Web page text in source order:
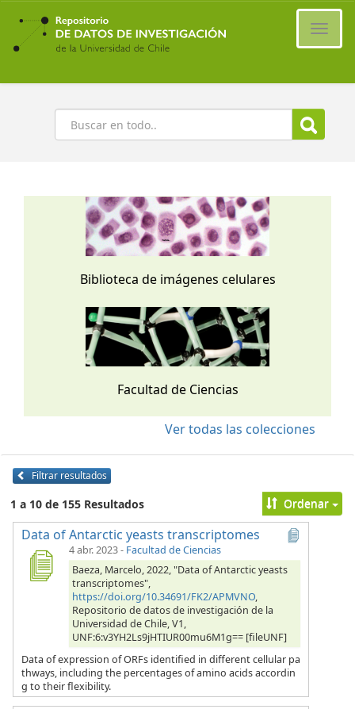
Ir
contenido
principal
Buscar
Biblioteca de imágenes celulares
Facultad de Ciencias
Ver todas las colecciones
Filtrar resultados
1 a 10 de 155 Resultados Ordenar
Data of Antarctic yeasts transcriptomes
4 abr. 2023- Facultad de Ciencias
Baeza, Marcelo, 2022, "Data of Antarctic yeasts
transcriptomes",
https://doi.org/10.34691/FK2/APMVNO,
Repositorio de datos de investigación de la
Universidad de Chile, V1,
UNF:6:v3YH2Ls9jHTIUR00mu6M1g== [fileUNF]
Data of expression of ORFs identified in different cellular pa
thways, including the percentages of amino acids accordin
g to their flexibility.